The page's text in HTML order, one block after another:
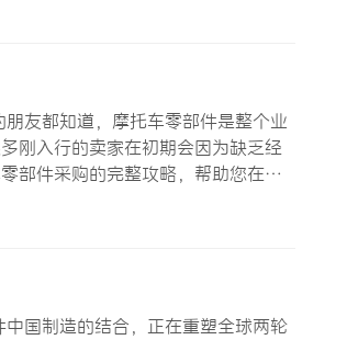
友都知道，摩托车零部件是整个业
刚入行的卖家在初期会因为缺乏经
部件采购的完整攻略，帮助您在跨
国制造的结合，正在重塑全球两轮